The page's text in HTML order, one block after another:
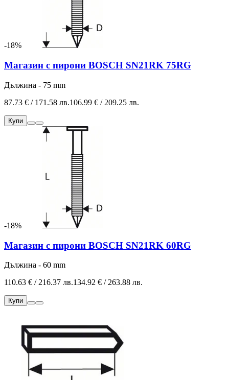
-18%
Магазин с пирони BOSCH SN21RK 75RG
Дължина - 75 mm
87.73 € / 171.58 лв.106.99 € / 209.25 лв.
Купи
-18%
Магазин с пирони BOSCH SN21RK 60RG
Дължина - 60 mm
110.63 € / 216.37 лв.134.92 € / 263.88 лв.
Купи